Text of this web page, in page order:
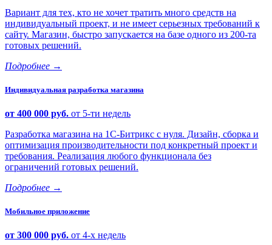
Вариант для тех, кто не хочет тратить много средств на
индивидуальный проект, и не имеет серьезных требований к
сайту. Магазин, быстро запускается на базе одного из 200-та
готовых решений.
Подробнее →
Индивидуальная разработка магазина
от 400 000 руб. от 5-ти недель
Разработка магазина на 1С-Битрикс с нуля. Дизайн, сборка и
оптимизация производительности под конкретный проект и
требования. Реализация любого функционала без
ограничений готовых решений.
Подробнее →
Мобильное приложение
от 300 000 руб. от 4-х недель